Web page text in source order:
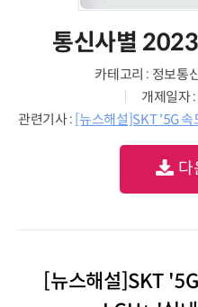
통신사별
카테고리 : 정보통
개제일자
관련기사 : [뉴스해설]SKT '5G 속도'
다
[뉴스해설]SKT